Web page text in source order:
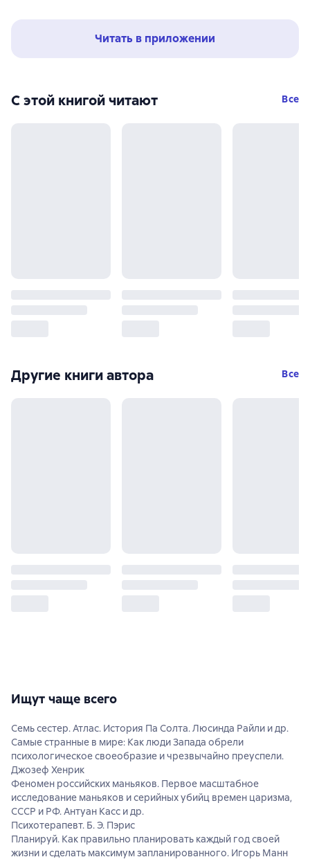
Читать в приложении
С этой книгой читают Все
Другие книги автора Все
Ищут чаще всего
Семь сестер. Атлас. История Па Солта. Люсинда Райли и др.
Самые странные в мире: Как люди Запада обрели
психологическое своеобразие и чрезвычайно преуспели.
Джозеф Хенрик
Феномен российских маньяков. Первое масштабное
исследование маньяков и серийных убийц времен царизма,
СССР и РФ. Антуан Касс и др.
Психотерапевт. Б. Э. Пэрис
Планируй. Как правильно планировать каждый год своей
жизни и сделать максимум запланированного. Игорь Манн